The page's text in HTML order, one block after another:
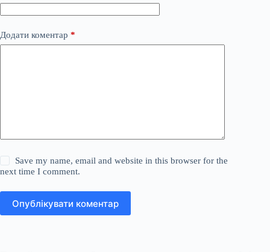
Додати коментар *
Save my name, email and website in this browser for the
next time I comment.
Опублікувати коментар